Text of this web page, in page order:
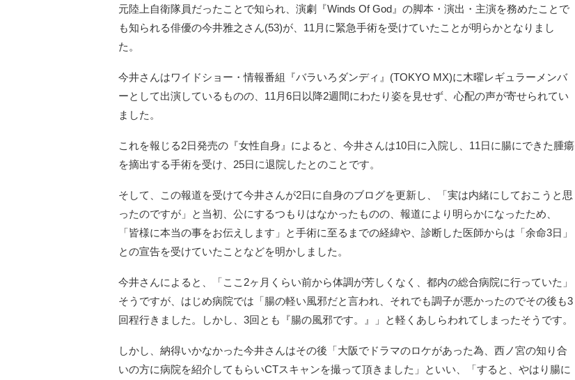
元陸上自衛隊員だったことで知られ、演劇『Winds Of God』の脚本・演出・主演を務めたことで
も知られる俳優の今井雅之さん(53)が、11月に緊急手術を受けていたことが明らかとなりまし
た。
今井さんはワイドショー・情報番組『バラいろダンディ』(TOKYO MX)に木曜レギュラーメンバ
ーとして出演しているものの、11月6日以降2週間にわたり姿を見せず、心配の声が寄せられてい
ました。
これを報じる2日発売の『女性自身』によると、今井さんは10日に入院し、11日に腸にできた腫瘍
を摘出する手術を受け、25日に退院したとのことです。
そして、この報道を受けて今井さんが2日に自身のブログを更新し、「実は内緒にしておこうと思
ったのですが」と当初、公にするつもりはなかったものの、報道により明らかになったため、
「皆様に本当の事をお伝えします」と手術に至るまでの経緯や、診断した医師からは「余命3日」
との宣告を受けていたことなどを明かしました。
今井さんによると、「ここ2ヶ月くらい前から体調が芳しくなく、都内の総合病院に行っていた」
そうですが、はじめ病院では「腸の軽い風邪だと言われ、それでも調子が悪かったのでその後も3
回程行きました。しかし、3回とも『腸の風邪です。』」と軽くあしらわれてしまったそうです。
しかし、納得いかなかった今井さんはその後「大阪でドラマのロケがあった為、西ノ宮の知り合
いの方に病院を紹介してもらいCTスキャンを撮って頂きました」といい、「すると、やはり腸に